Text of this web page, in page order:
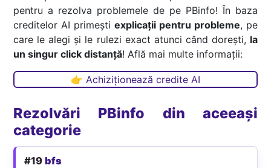
pentru a rezolva problemele de pe PBinfo! În baza
creditelor AI primești explicații pentru probleme, pe
care le alegi și le rulezi exact atunci când dorești, la
un singur click distanță! Află mai multe informații:
👉 Achiziționează credite AI
Rezolvări PBinfo din aceeași
categorie
#19bfs